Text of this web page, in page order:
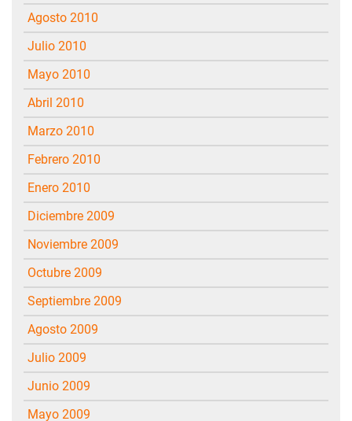
agosto 2010
julio 2010
mayo 2010
abril 2010
marzo 2010
febrero 2010
enero 2010
diciembre 2009
noviembre 2009
octubre 2009
septiembre 2009
agosto 2009
julio 2009
junio 2009
mayo 2009